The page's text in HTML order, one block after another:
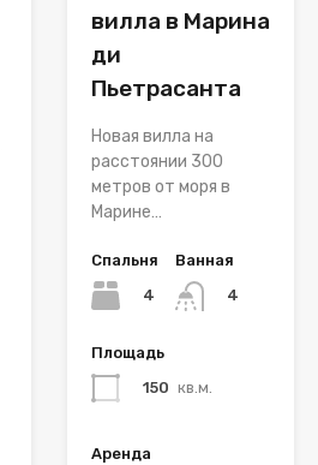
вилла в Марина
ди
Пьетрасанта
Новая вилла на
расстоянии 300
метров от моря в
Марине…
Спальня
4
Ванная
4
Площадь
150 кв.м.
Аренда